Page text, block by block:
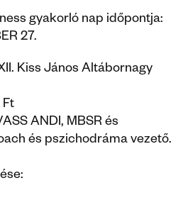
gyakorló nap időpontja:
27.
Kiss János Altábornagy
Ft
ANDI, MBSR és
és pszichodráma vezető.